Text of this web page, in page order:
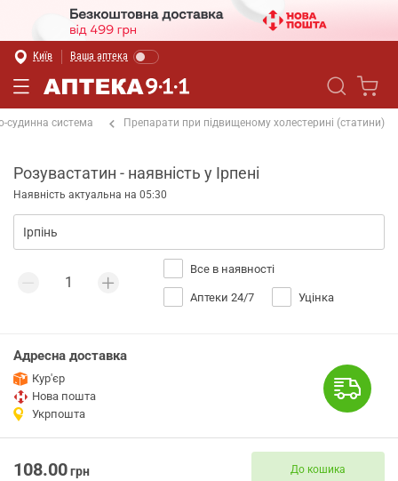
Київ Ваша аптека
судинна система Препарати при підвищеному холестерині (статини)
Розувастатин - наявність у Ірпені
Наявність актуальна на 05:30
Все в наявності
Аптеки 24/7 Уцінка
Адресна доставка
Кур'єр
Нова пошта
Укрпошта
108.00грн До кошика